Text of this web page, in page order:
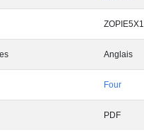
ZOPIE5X1
Anglais
Four
PDF